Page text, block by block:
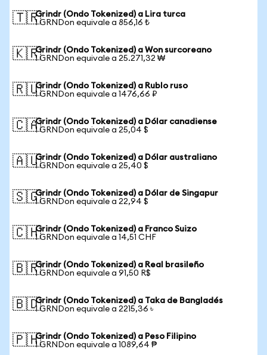
🇹🇷Grindr (Ondo Tokenized) a Lira turca
1 GRNDon equivale a 856,16 ₺
🇰🇷Grindr (Ondo Tokenized) a Won surcoreano
1 GRNDon equivale a 25.271,32 ₩
🇷🇺Grindr (Ondo Tokenized) a Rublo ruso
1 GRNDon equivale a 1476,66 ₽
🇨🇦Grindr (Ondo Tokenized) a Dólar canadiense
1 GRNDon equivale a 25,04 $
🇦🇺Grindr (Ondo Tokenized) a Dólar australiano
1 GRNDon equivale a 25,40 $
🇸🇬Grindr (Ondo Tokenized) a Dólar de Singapur
1 GRNDon equivale a 22,94 $
🇨🇭Grindr (Ondo Tokenized) a Franco Suizo
1 GRNDon equivale a 14,51 CHF
🇧🇷Grindr (Ondo Tokenized) a Real brasileño
1 GRNDon equivale a 91,50 R$
🇧🇩Grindr (Ondo Tokenized) a Taka de Bangladés
1 GRNDon equivale a 2215,36 ৳
🇵🇭Grindr (Ondo Tokenized) a Peso Filipino
1 GRNDon equivale a 1089,64 ₱